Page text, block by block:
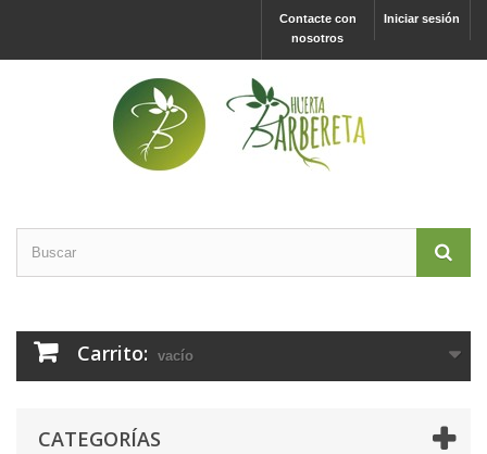
Iniciar sesión
Contacte con
nosotros
Carrito: vacío
CATEGORÍAS